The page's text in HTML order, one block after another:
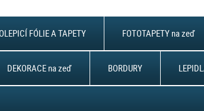
FÓLIE A TAPETY FOTOTAPETY na zeď
DEKORACE na zeď BORDURY